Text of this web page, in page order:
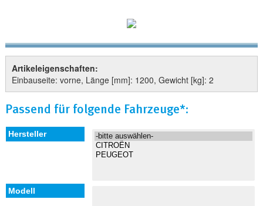
Artikeleigenschaften:
Einbauseite: vorne, Länge [mm]: 1200, Gewicht [kg]: 2
Passend für folgende Fahrzeuge*: